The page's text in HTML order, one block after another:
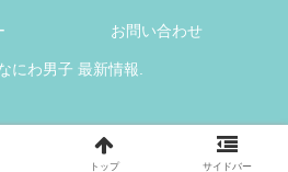
お問い合わせ
にわ男子 最新情報.
トップ サイドバー